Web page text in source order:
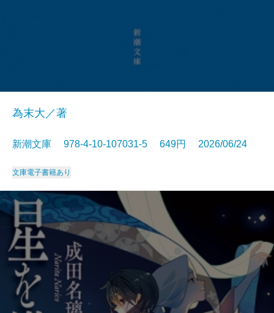
為末大／著
新潮文庫 978-4-10-107031-5 649円 2026/06/24
文庫電子書籍あり